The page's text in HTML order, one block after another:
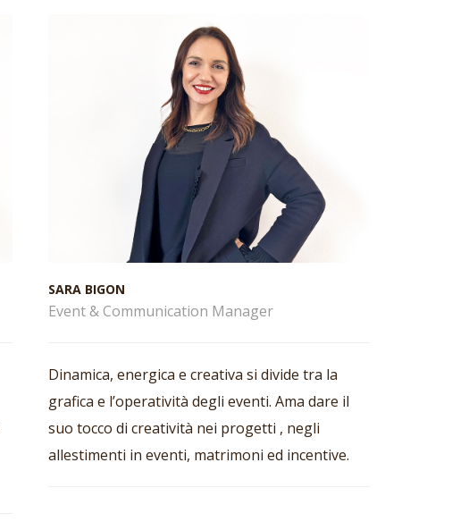
SARA BIGON
Event & Communication Manager
Dinamica, energica e creativa si divide tra la
grafica e l’operatività degli eventi. Ama dare il
suo tocco di creatività nei progetti , negli
allestimenti in eventi, matrimoni ed incentive.